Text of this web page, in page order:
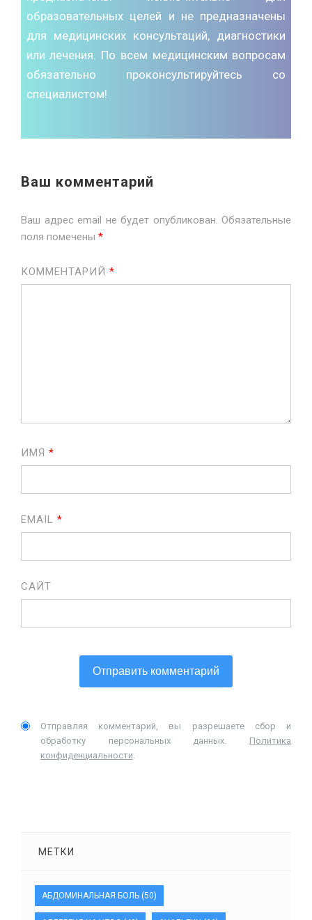
образовательных целей и не предназначены
для медицинских консультаций, диагностики
или лечения. По всем медицинским вопросам
обязательно проконсультируйтесь со
специалистом!
Ваш комментарий
Ваш адрес email не будет опубликован. Обязательные
поля помечены *
КОММЕНТАРИЙ *
ИМЯ *
EMAIL *
САЙТ
Отправляя комментарий, вы разрешаете сбор и
обработку персональных данных. Политика
конфиденциальности.
МЕТКИ
АБДОМИНАЛЬНАЯ БОЛЬ (50)